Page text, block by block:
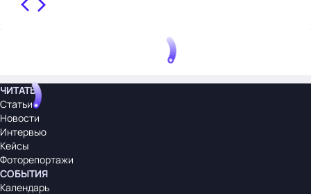
ЧИТАТЬ
Статьи
Новости
Интервью
Кейсы
Фоторепортажи
СОБЫТИЯ
Календарь